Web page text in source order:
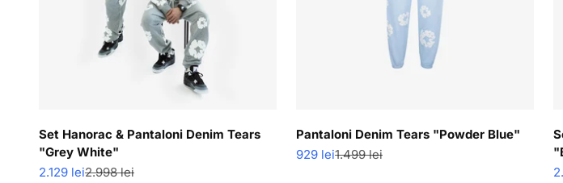
Set Hanorac & Pantaloni Denim Tears
"Grey White"
Pret redus
2.129 leiPret normal
2.998 lei
Pantaloni Denim Tears "Powder Blue"
Pret redus
929 leiPret normal
1.499 lei